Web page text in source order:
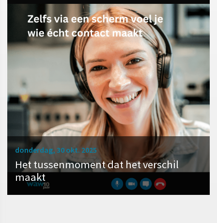
donderdag, 30 okt. 2025
Het tussenmoment dat het verschil
maakt